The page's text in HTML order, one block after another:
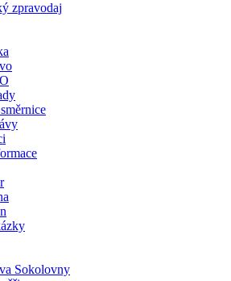
zpravodaj
Sokolovny